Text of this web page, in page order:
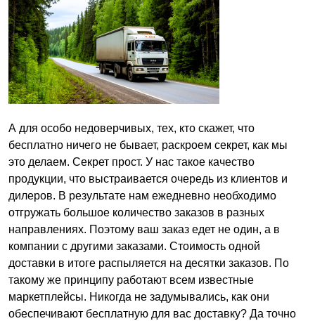
А для особо недоверчивых, тех, кто скажет, что
бесплатно ничего не бывает, раскроем секрет, как мы
это делаем. Секрет прост. У нас такое качество
продукции, что выстраивается очередь из клиентов и
дилеров. В результате нам ежедневно необходимо
отгружать большое количество заказов в разных
направлениях. Поэтому ваш заказ едет не один, а в
компании с другими заказами. Стоимость одной
доставки в итоге распыляется на десятки заказов. По
такому же принципу работают всем известные
маркетплейсы. Никогда не задумывались, как они
обеспечивают бесплатную для вас доставку? Да точно